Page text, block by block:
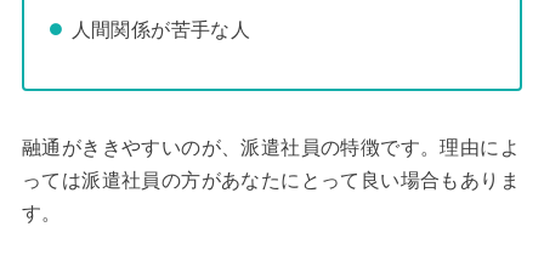
人間関係が苦手な人
融通がききやすいのが、派遣社員の特徴です。理由によ
っては派遣社員の方があなたにとって良い場合もありま
す。